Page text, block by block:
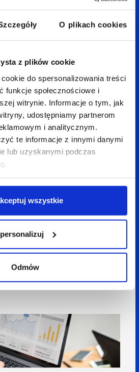
O plikach cookies
z plików cookie
do spersonalizowania treści
funkcje społecznościowe i
witrynie. Informacje o tym, jak
udostępniamy partnerom
i analitycznym.
te informacje z innymi danymi
lub uzyskanymi podczas
wszystkie
Odmów
Zuzanna Maciejewska 5 min
medycznego w Google
się na nadchodzące